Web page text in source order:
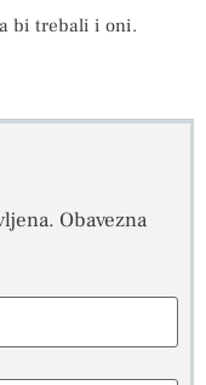
bi trebali i oni.
Obavezna